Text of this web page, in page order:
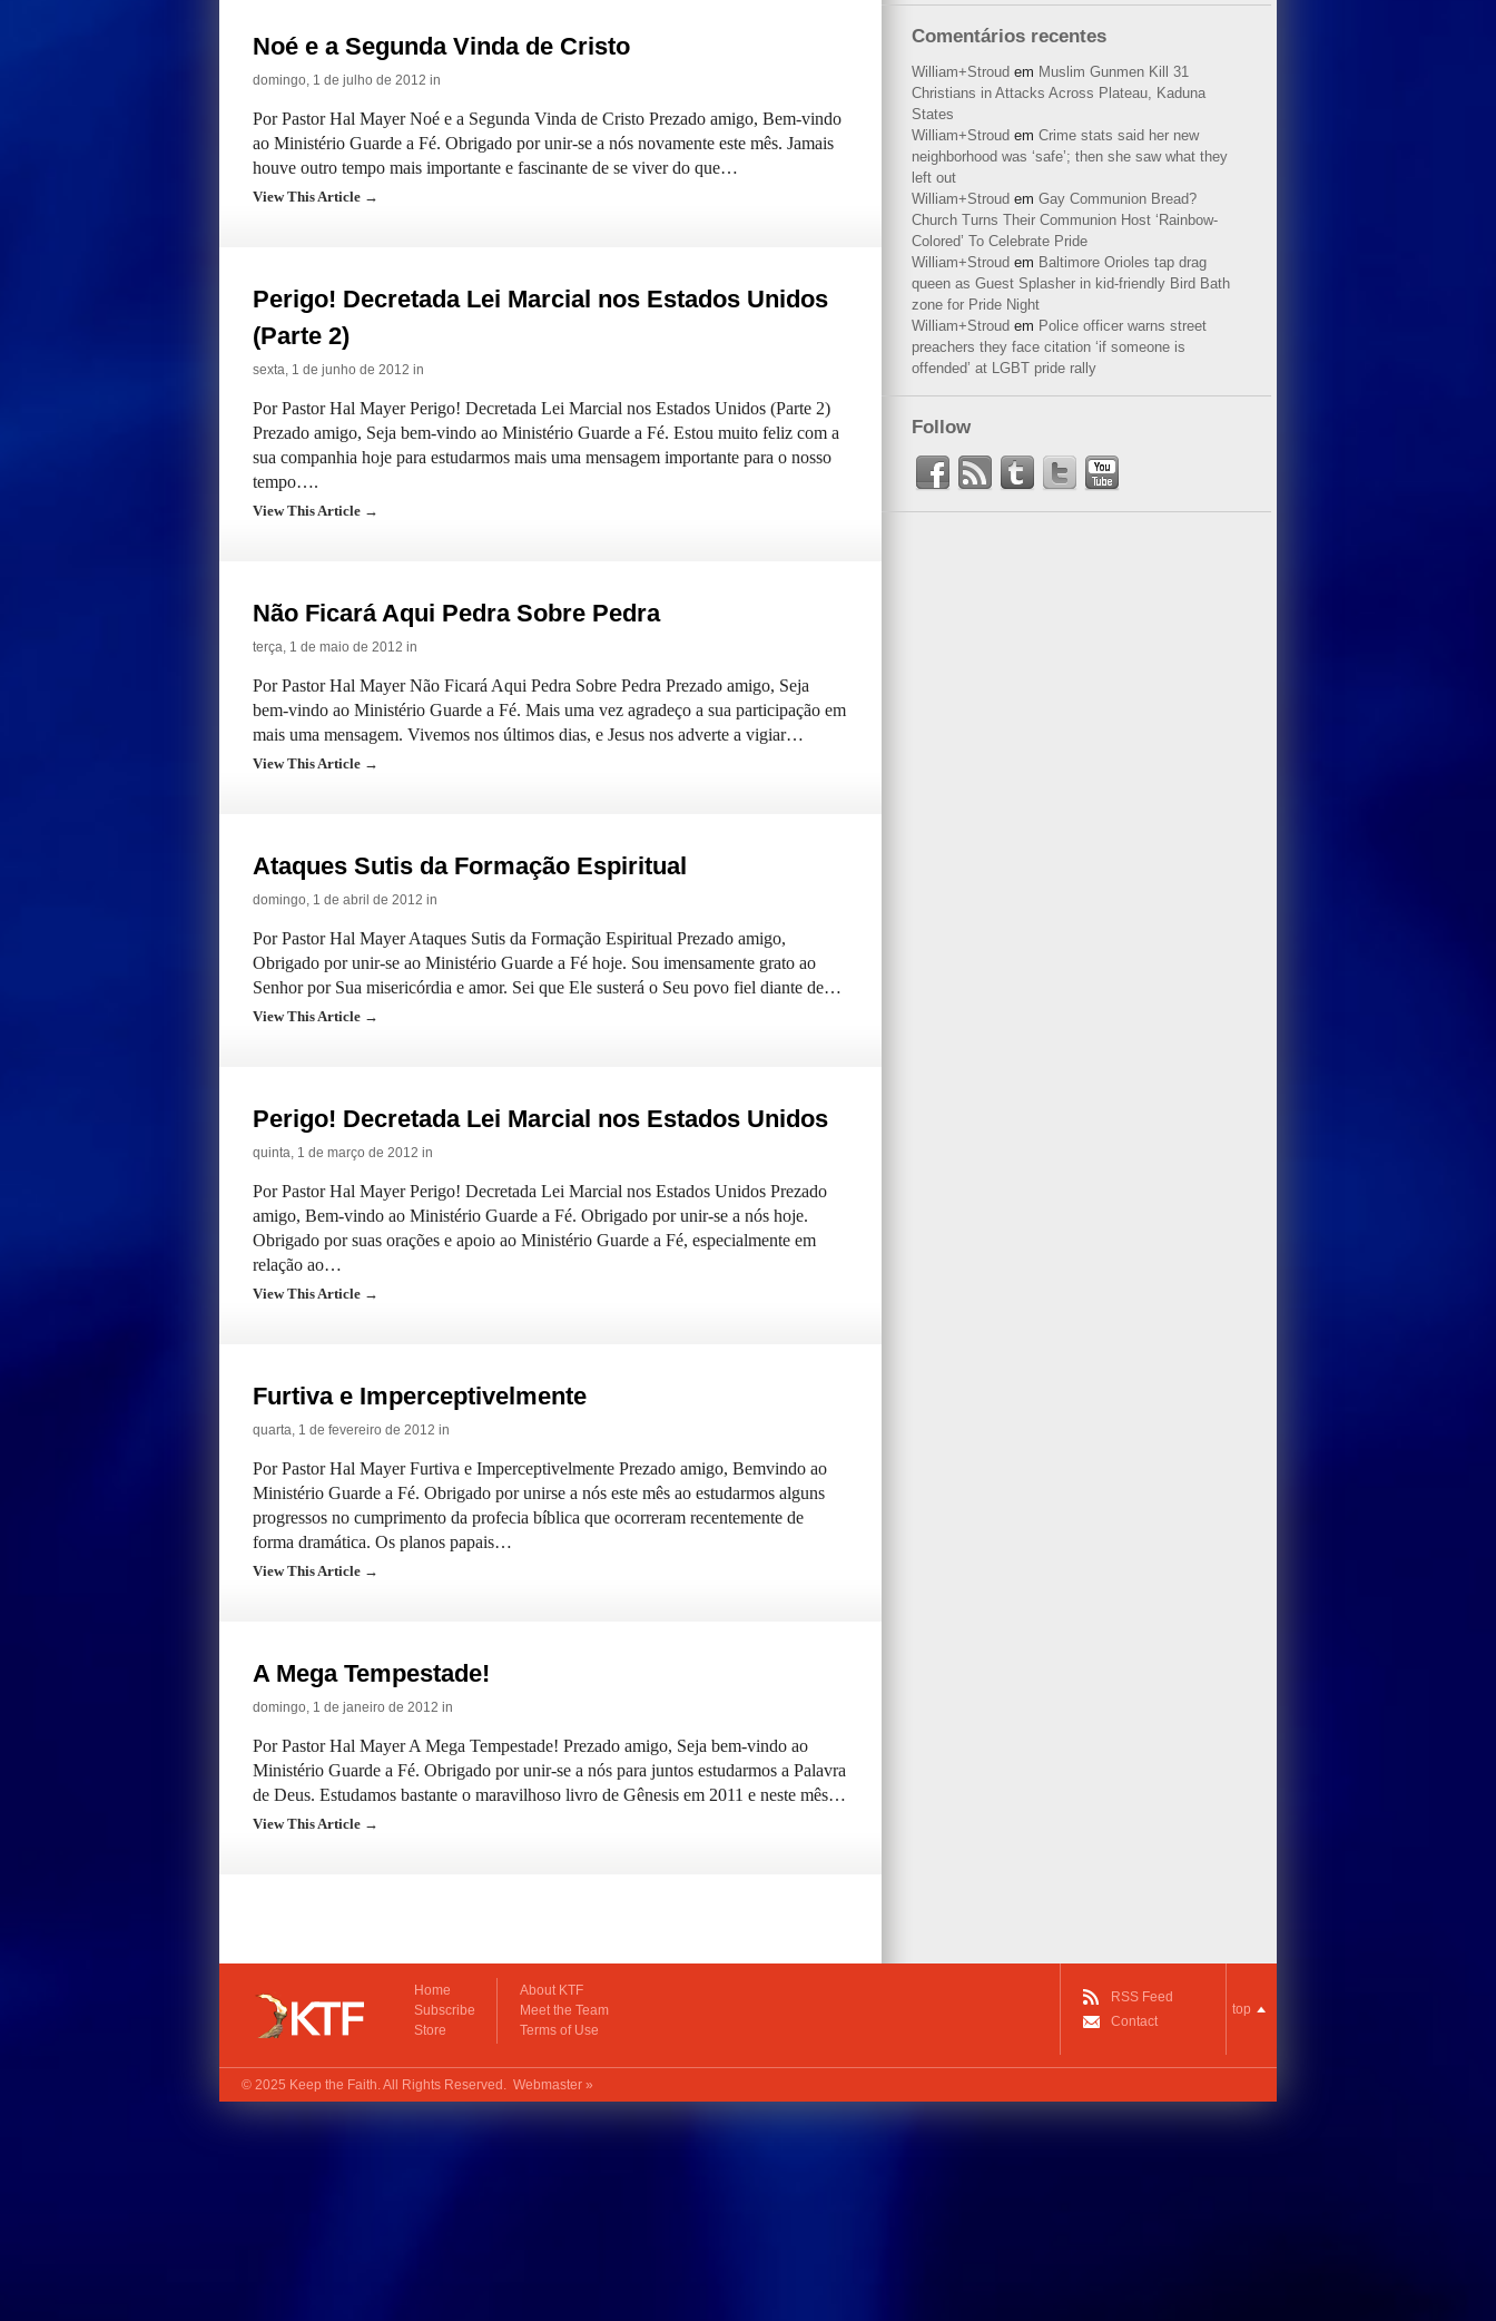
Noé e a Segunda Vinda de Cristo
domingo, 1 de julho de 2012 in
Por Pastor Hal Mayer Noé e a Segunda Vinda de Cristo Prezado amigo, Bem-vindo
ao Ministério Guarde a Fé. Obrigado por unir-se a nós novamente este mês. Jamais
houve outro tempo mais importante e fascinante de se viver do que…
View This Article →
Perigo! Decretada Lei Marcial nos Estados Unidos
(Parte 2)
sexta, 1 de junho de 2012 in
Por Pastor Hal Mayer Perigo! Decretada Lei Marcial nos Estados Unidos (Parte 2)
Prezado amigo, Seja bem-vindo ao Ministério Guarde a Fé. Estou muito feliz com a
sua companhia hoje para estudarmos mais uma mensagem importante para o nosso
tempo….
View This Article →
Não Ficará Aqui Pedra Sobre Pedra
terça, 1 de maio de 2012 in
Por Pastor Hal Mayer Não Ficará Aqui Pedra Sobre Pedra Prezado amigo, Seja
bem-vindo ao Ministério Guarde a Fé. Mais uma vez agradeço a sua participação em
mais uma mensagem. Vivemos nos últimos dias, e Jesus nos adverte a vigiar…
View This Article →
Ataques Sutis da Formação Espiritual
domingo, 1 de abril de 2012 in
Por Pastor Hal Mayer Ataques Sutis da Formação Espiritual Prezado amigo,
Obrigado por unir-se ao Ministério Guarde a Fé hoje. Sou imensamente grato ao
Senhor por Sua misericórdia e amor. Sei que Ele susterá o Seu povo fiel diante de…
View This Article →
Perigo! Decretada Lei Marcial nos Estados Unidos
quinta, 1 de março de 2012 in
Por Pastor Hal Mayer Perigo! Decretada Lei Marcial nos Estados Unidos Prezado
amigo, Bem-vindo ao Ministério Guarde a Fé. Obrigado por unir-se a nós hoje.
Obrigado por suas orações e apoio ao Ministério Guarde a Fé, especialmente em
relação ao…
View This Article →
Furtiva e Imperceptivelmente
quarta, 1 de fevereiro de 2012 in
Por Pastor Hal Mayer Furtiva e Imperceptivelmente Prezado amigo, Bemvindo ao
Ministério Guarde a Fé. Obrigado por unirse a nós este mês ao estudarmos alguns
progressos no cumprimento da profecia bíblica que ocorreram recentemente de
forma dramática. Os planos papais…
View This Article →
A Mega Tempestade!
domingo, 1 de janeiro de 2012 in
Por Pastor Hal Mayer A Mega Tempestade! Prezado amigo, Seja bem-vindo ao
Ministério Guarde a Fé. Obrigado por unir-se a nós para juntos estudarmos a Palavra
de Deus. Estudamos bastante o maravilhoso livro de Gênesis em 2011 e neste mês…
View This Article →
Comentários recentes
William+Stroud em Muslim Gunmen Kill 31
Christians in Attacks Across Plateau, Kaduna
States
William+Stroud em Crime stats said her new
neighborhood was ‘safe’; then she saw what they
left out
William+Stroud em Gay Communion Bread?
Church Turns Their Communion Host ‘Rainbow-
Colored’ To Celebrate Pride
William+Stroud em Baltimore Orioles tap drag
queen as Guest Splasher in kid-friendly Bird Bath
zone for Pride Night
William+Stroud em Police officer warns street
preachers they face citation ‘if someone is
offended’ at LGBT pride rally
Follow
Home
Subscribe
Store
About KTF
Meet the Team
Terms of Use
RSS Feed
Contact
top
© 2025 Keep the Faith. All Rights Reserved. Webmaster »